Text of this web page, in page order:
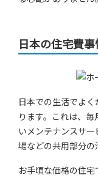
日本の住宅費
日本での生活でよ
ります。これは、
いメンテナンスサ
場などの共用部分の
お手頃な価格の住